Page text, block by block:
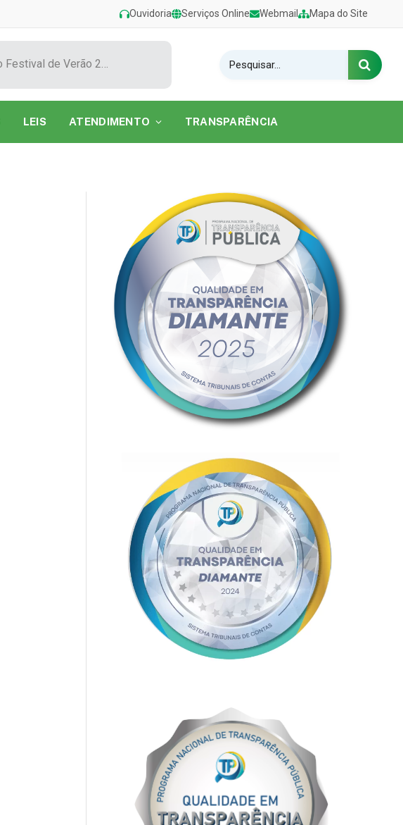
Ouvidoria Serviços Online Webmail Mapa do Site
Show de Tarcísio do Acordeon encerra o Festival de Verão 2026 na Praia do Caripi
LEIS ATENDIMENTO TRANSPARÊNCIA